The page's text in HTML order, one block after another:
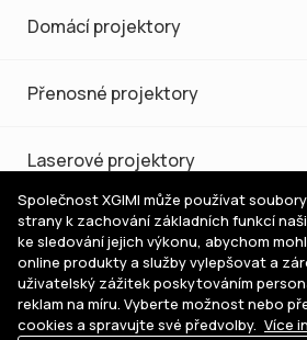
Domácí projektory
Přenosné projektory
Laserové projektory
Nákup a podpora
Pomoc s výběrem
Společnost XGIMI může používat
strany k zachování základních funkcí
ke sledování jejich výkonu, abychom
online produkty a služby vylepšovat a
uživatelský zážitek poskytováním
reklam na míru. Vyberte možnost nebo
cookies a spravujte své předvolby. Více